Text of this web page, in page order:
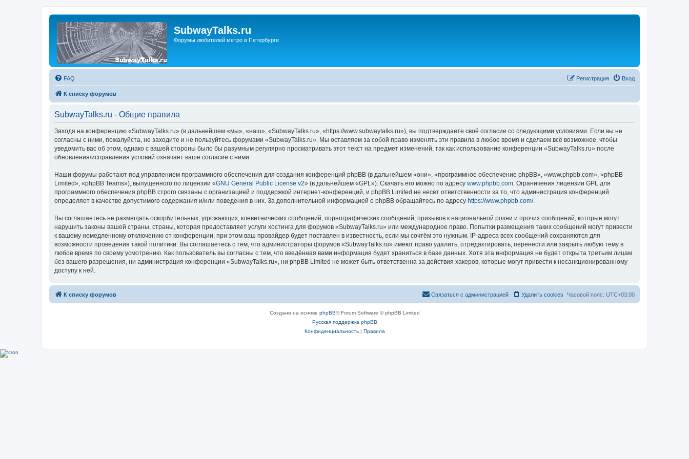
SubwayTalks.ru
Форумы любителей метро в Петербурге
FAQ Вход
Регистрация
К списку форумов
SubwayTalks.ru - Общие правила
Заходя на конференцию «SubwayTalks.ru» (в дальнейшем «мы», «наш», «SubwayTalks.ru», «https://www.subwaytalks.ru»), вы подтверждаете своё согласие со следующими условиями. Если вы не
согласны с ними, пожалуйста, не заходите и не пользуйтесь форумами «SubwayTalks.ru». Мы оставляем за собой право изменять эти правила в любое время и сделаем всё возможное, чтобы
уведомить вас об этом, однако с вашей стороны было бы разумным регулярно просматривать этот текст на предмет изменений, так как использование конференции «SubwayTalks.ru» после
обновления/исправления условий означает ваше согласие с ними.
Наши форумы работают под управлением программного обеспечения для создания конференций phpBB (в дальнейшем «они», «программное обеспечение phpBB», «www.phpbb.com», «phpBB
Limited», «phpBB Teams»), выпущенного по лицензии «GNU General Public License v2» (в дальнейшем «GPL»). Скачать его можно по адресу www.phpbb.com. Ограничения лицензии GPL для
программного обеспечения phpBB строго связаны с организацией и поддержкой интернет-конференций, и phpBB Limited не несёт ответственности за то, что администрация конференций
определяет в качестве допустимого содержания и/или поведения в них. За дополнительной информацией о phpBB обращайтесь по адресу https://www.phpbb.com/.
Вы соглашаетесь не размещать оскорбительных, угрожающих, клеветнических сообщений, порнографических сообщений, призывов к национальной розни и прочих сообщений, которые могут
нарушить законы вашей страны, страны, которая предоставляет услуги хостинга для форумов «SubwayTalks.ru» или международное право. Попытки размещения таких сообщений могут привести
к вашему немедленному отключению от конференции, при этом ваш провайдер будет поставлен в известность, если мы сочтём это нужным. IP-адреса всех сообщений сохраняются для
возможности проведения такой политики. Вы соглашаетесь с тем, что администраторы форумов «SubwayTalks.ru» имеют право удалить, отредактировать, перенести или закрыть любую тему в
любое время по своему усмотрению. Как пользователь вы согласны с тем, что введённая вами информация будет храниться в базе данных. Хотя эта информация не будет открыта третьим лицам
без вашего разрешения, ни администрация конференции «SubwayTalks.ru», ни phpBB Limited не может быть ответственна за действия хакеров, которые могут привести к несанкционированному
доступу к ней.
К списку форумов Часовой пояс: UTC+03:00
Удалить cookies
Связаться с администрацией
Создано на основе phpBB® Forum Software © phpBB Limited
Русская поддержка phpBB
Конфиденциальность| Правила